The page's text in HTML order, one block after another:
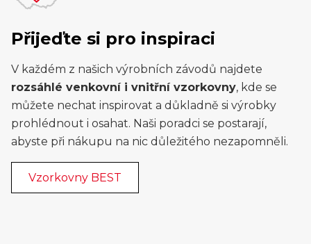
Přijeďte si pro inspiraci
V každém z našich výrobních závodů najdete
rozsáhlé venkovní i vnitřní vzorkovny, kde se
můžete nechat inspirovat a důkladně si výrobky
prohlédnout i osahat. Naši poradci se postarají,
abyste při nákupu na nic důležitého nezapomněli.
Vzorkovny BEST